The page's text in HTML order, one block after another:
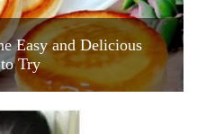
Easy and Delicious
Try